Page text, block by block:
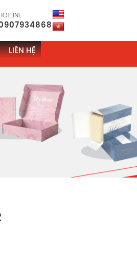
LIÊN HỆ